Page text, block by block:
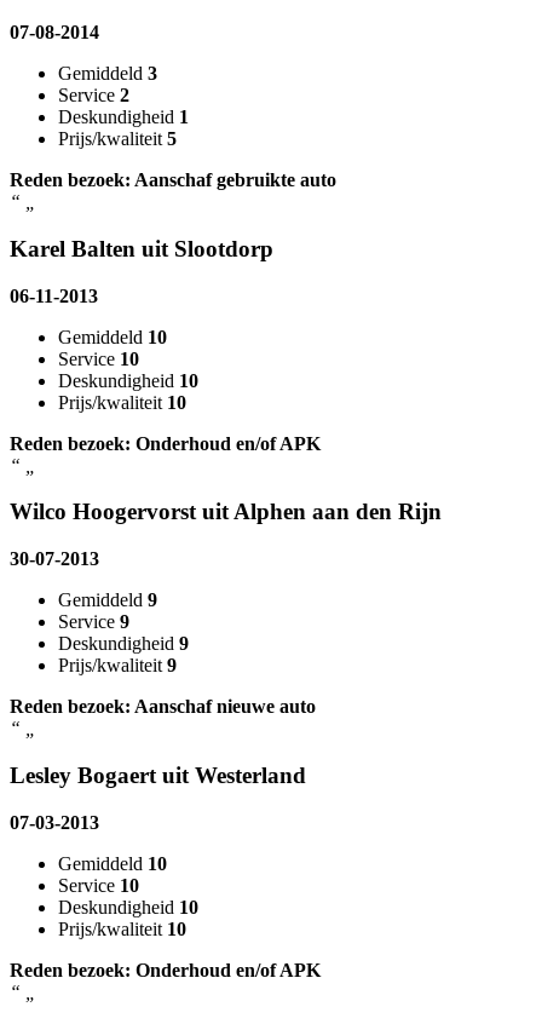
07-08-2014
Gemiddeld 3
Service 2
Deskundigheid 1
Prijs/kwaliteit 5
Reden bezoek: Aanschaf gebruikte auto
“
Karel Balten uit Slootdorp
06-11-2013
Gemiddeld 10
Service 10
Deskundigheid 10
Prijs/kwaliteit 10
Reden bezoek: Onderhoud en/of APK
“
Wilco Hoogervorst uit Alphen aan den Rijn
30-07-2013
Gemiddeld 9
Service 9
Deskundigheid 9
Prijs/kwaliteit 9
Reden bezoek: Aanschaf nieuwe auto
“
Lesley Bogaert uit Westerland
07-03-2013
Gemiddeld 10
Service 10
Deskundigheid 10
Prijs/kwaliteit 10
Reden bezoek: Onderhoud en/of APK
“